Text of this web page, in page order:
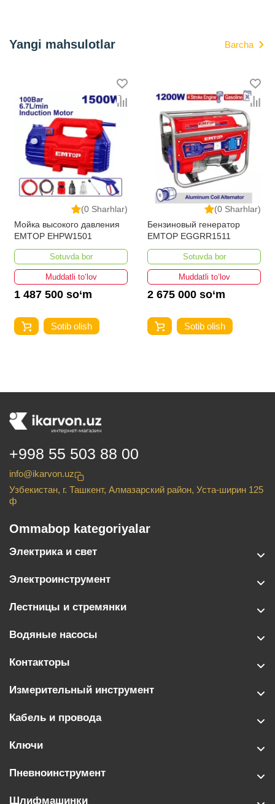
Yangi mahsulotlar Barcha
(0 Sharhlar)
Мойка высокого давления
EMTOP EHPW1501
Sotuvda bor
Muddatli to‘lov
1 487 500 so‘m
Sotib olish
(0 Sharhlar)
Бензиновый генератор
EMTOP EGGRR1511
Sotuvda bor
Muddatli to‘lov
2 675 000 so‘m
Sotib olish
+998 55 503 88 00
info@ikarvon.uz
Узбекистан, г. Ташкент, Алмазарский район, Уста-ширин 125
ф
Ommabop kategoriyalar
Электрика и свет
Электроинструмент
Лестницы и стремянки
Водяные насосы
Контакторы
Измерительный инструмент
Кабель и провода
Ключи
Пневноинструмент
Шлифмашинки